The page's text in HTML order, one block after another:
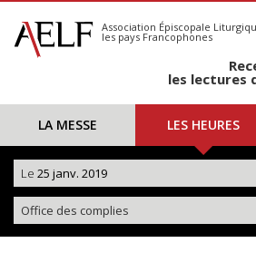
S'abonner
Calendrier
Association Épiscopale
les pays Francophones
les lectures
LA MESSE LES HEURES
Le 25 janv. 2019
Office des complies